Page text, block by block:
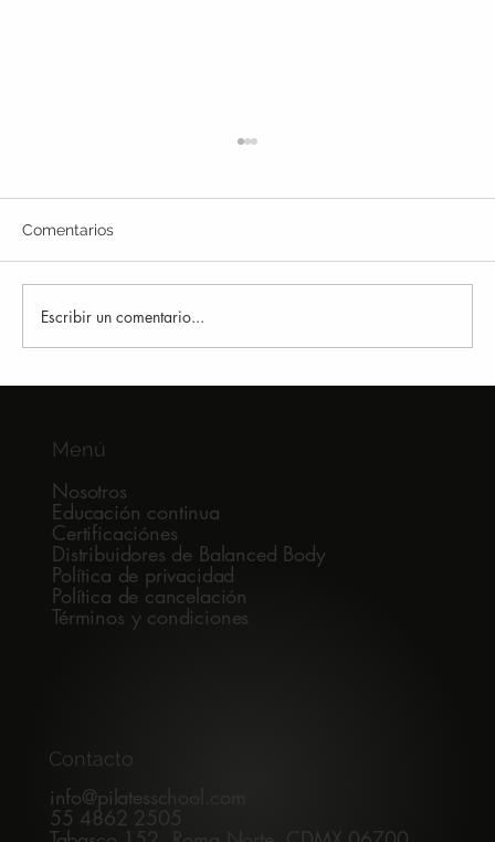
Comentarios
Escribir un comentario...
Menú
Nosotros
Educación continua
Certificaciónes
Distribuidores de Balanced Body
Política de privacidad
Política de cancelación
Términos y condiciones
Contacto
info@pilatesschool.com
55 4862 2505